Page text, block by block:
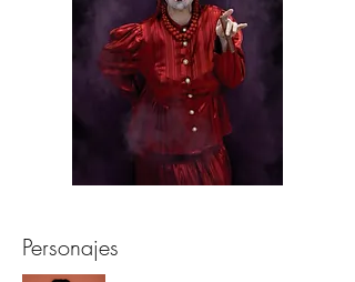
Personajes